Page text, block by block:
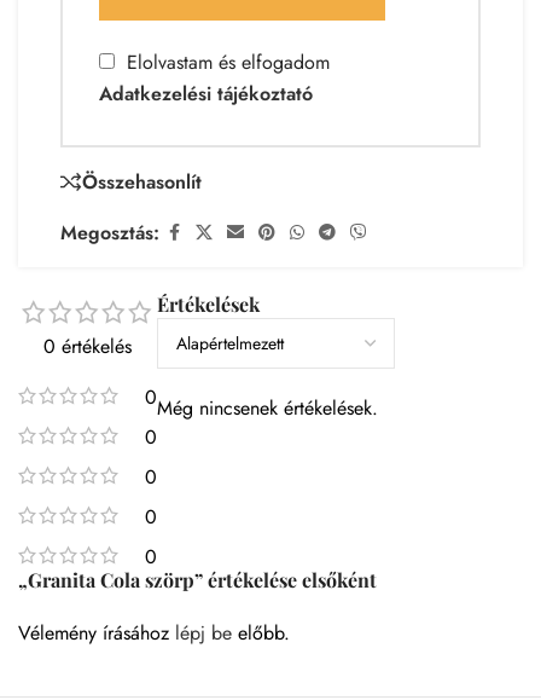
Elolvastam és elfogadom
Adatkezelési tájékoztató
Összehasonlít
Megosztás:
0 értékelés
0
0
0
0
0
Értékelések
Még nincsenek értékelések.
„Granita Cola szörp” értékelése elsőként
Vélemény írásához lépj be előbb.